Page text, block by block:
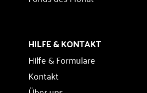
HILFE & KONTAKT
Hilfe & Formulare
Kontakt